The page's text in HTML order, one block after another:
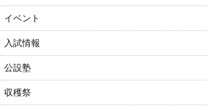
イベント
入試情報
公設塾
収穫祭